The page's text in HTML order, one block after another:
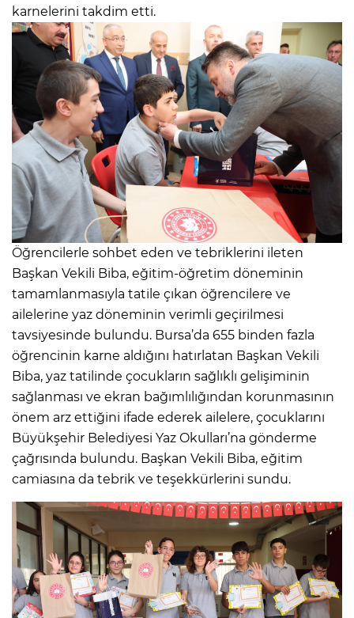
karnelerini takdim etti.
Öğrencilerle sohbet eden ve tebriklerini ileten
Başkan Vekili Biba, eğitim-öğretim döneminin
tamamlanmasıyla tatile çıkan öğrencilere ve
ailelerine yaz döneminin verimli geçirilmesi
tavsiyesinde bulundu. Bursa’da 655 binden fazla
öğrencinin karne aldığını hatırlatan Başkan Vekili
Biba, yaz tatilinde çocukların sağlıklı gelişiminin
sağlanması ve ekran bağımlılığından korunmasının
önem arz ettiğini ifade ederek ailelere, çocuklarını
Büyükşehir Belediyesi Yaz Okulları’na gönderme
çağrısında bulundu. Başkan Vekili Biba, eğitim
camiasına da tebrik ve teşekkürlerini sundu.